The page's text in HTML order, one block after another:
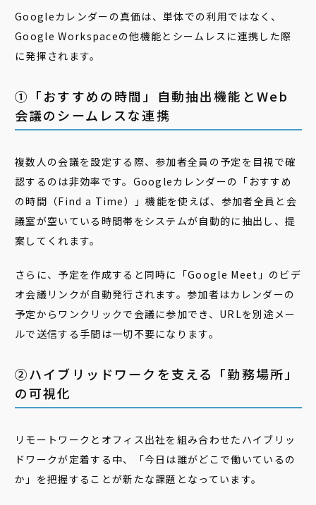
Googleカレンダーの真価は、単体での利用ではなく、
Google Workspaceの他機能とシームレスに連携した際
に発揮されます。
➀「おすすめの時間」自動抽出機能とWeb
会議のシームレスな連携
複数人の会議を設定する際、参加者全員の予定を目視で確
認するのは非効率です。Googleカレンダーの「おすすめ
の時間（Find a Time）」機能を使えば、参加者全員と会
議室が空いている時間帯をシステムが自動的に抽出し、提
案してくれます。
さらに、予定を作成すると同時に「Google Meet」のビデ
オ会議リンクが自動発行されます。参加者はカレンダーの
予定からワンクリックで会議に参加でき、URLを別途メー
ルで送信する手間は一切不要になります。
②ハイブリッドワークを支える「勤務場所」
の可視化
リモートワークとオフィス出社を組み合わせたハイブリッ
ドワークが定着する中、「今日は誰がどこで働いているの
か」を把握することが新たな課題となっています。